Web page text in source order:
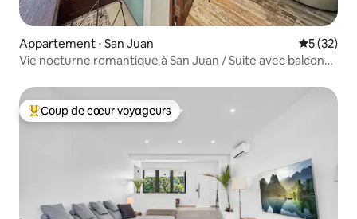
Appartement ⋅ San Juan
5 (32)
Vie nocturne romantique à San Juan / Suite avec balcon
Coups de cœur voyageurs les plus appréciés
Coup de cœur voyageurs